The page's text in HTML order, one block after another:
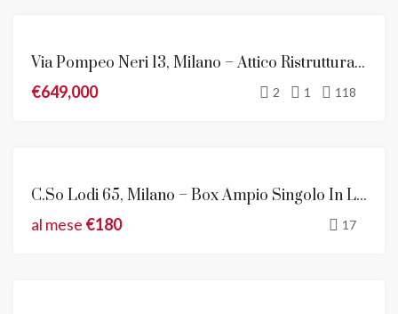
NOVITÀ
Via Pompeo Neri 13, Milano – Attico Ristrutturato Con Terrazzo Panoramico
€649,000
2 1 118
C.so Lodi 65, Milano – Box Ampio Singolo In Locazione
al mese €180 17